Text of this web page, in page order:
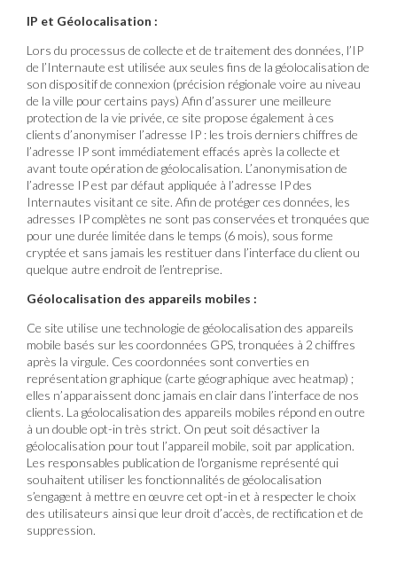
IP et Géolocalisation :
Lors du processus de collecte et de traitement des données, l’IP
de l’Internaute est utilisée aux seules fins de la géolocalisation de
son dispositif de connexion (précision régionale voire au niveau
de la ville pour certains pays) Afin d’assurer une meilleure
protection de la vie privée, ce site propose également à ces
clients d’anonymiser l’adresse IP : les trois derniers chiffres de
l’adresse IP sont immédiatement effacés après la collecte et
avant toute opération de géolocalisation. L’anonymisation de
l’adresse IP est par défaut appliquée à l’adresse IP des
Internautes visitant ce site. Afin de protéger ces données, les
adresses IP complètes ne sont pas conservées et tronquées que
pour une durée limitée dans le temps (6 mois), sous forme
cryptée et sans jamais les restituer dans l’interface du client ou
quelque autre endroit de l’entreprise.
Géolocalisation des appareils mobiles :
Ce site utilise une technologie de géolocalisation des appareils
mobile basés sur les coordonnées GPS, tronquées à 2 chiffres
après la virgule. Ces coordonnées sont converties en
représentation graphique (carte géographique avec heatmap) ;
elles n’apparaissent donc jamais en clair dans l’interface de nos
clients. La géolocalisation des appareils mobiles répond en outre
à un double opt-in très strict. On peut soit désactiver la
géolocalisation pour tout l’appareil mobile, soit par application.
Les responsables publication de l'organisme représenté qui
souhaitent utiliser les fonctionnalités de géolocalisation
s’engagent à mettre en œuvre cet opt-in et à respecter le choix
des utilisateurs ainsi que leur droit d’accès, de rectification et de
suppression.